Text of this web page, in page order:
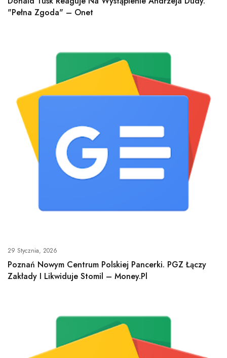
"Pełna Zgoda" – Onet
29 Stycznia, 2026
Poznań Nowym Centrum Polskiej Pancerki. PGZ Łączy
Zakłady I Likwiduje Stomil – Money.pl